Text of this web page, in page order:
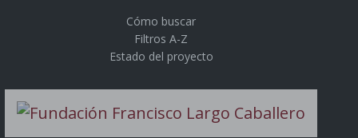
Cómo buscar
Filtros A-Z
Estado del proyecto